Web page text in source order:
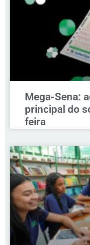
Mega-Sena:
principal do
feira